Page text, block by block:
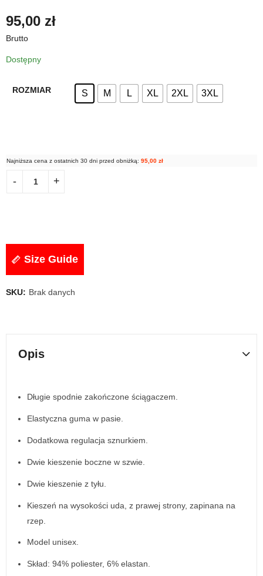
95,00 zł
Brutto
Dostępny
ROZMIAR S M L XL 2XL 3XL
Najniższa cena z ostatnich 30 dni przed obniżką: 95,00 zł
Size Guide
SKU: Brak danych
Opis
Długie spodnie zakończone ściągaczem.
Elastyczna guma w pasie.
Dodatkowa regulacja sznurkiem.
Dwie kieszenie boczne w szwie.
Dwie kieszenie z tyłu.
Kieszeń na wysokości uda, z prawej strony, zapinana na
rzep.
Model unisex.
Skład: 94% poliester, 6% elastan.